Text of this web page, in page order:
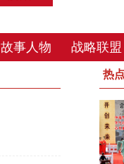
故事人物 战略联盟
热